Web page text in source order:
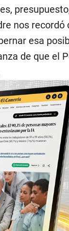
nos recordó
esa
de que el